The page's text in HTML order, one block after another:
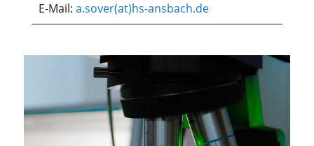
E-Mail: a.sover(at)hs-ansbach.de